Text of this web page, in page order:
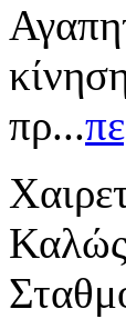
πρ...
Καλώς